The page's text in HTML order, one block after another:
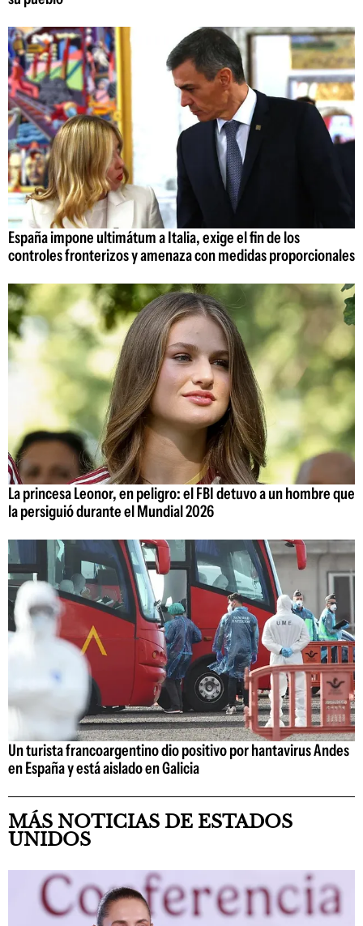
España impone ultimátum a Italia, exige el fin de los
controles fronterizos y amenaza con medidas proporcionales
La princesa Leonor, en peligro: el FBI detuvo a un hombre que
la persiguió durante el Mundial 2026
Un turista francoargentino dio positivo por hantavirus Andes
en España y está aislado en Galicia
MÁS NOTICIAS DE ESTADOS
UNIDOS